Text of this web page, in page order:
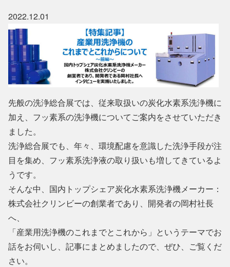
2022.12.01
先般の洗浄総合展では、従来取扱いの炭化水素系洗浄機に
加え、フッ素系の洗浄機についてご案内をさせていただき
ました。
洗浄総合展でも、年々、環境配慮を意識した洗浄手段が注
目を集め、フッ素系洗浄液の取り扱いも増してきているよ
うです。
そんな中、国内トップシェア炭化水素系洗浄機メーカー：
株式会社クリンビーの創業者であり、開発者の岡村社長
へ、
「産業用洗浄機のこれまでとこれから」というテーマでお
話をお伺いし、記事にまとめましたので、ぜひ、ご覧くだ
さい。